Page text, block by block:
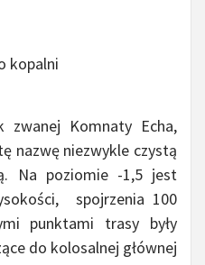
kopalni
zwanej Komnaty Echa,
nazwę niezwykle czystą
Na poziomie -1,5 jest
spojrzenia 100
punktami trasy były
do kolosalnej głównej